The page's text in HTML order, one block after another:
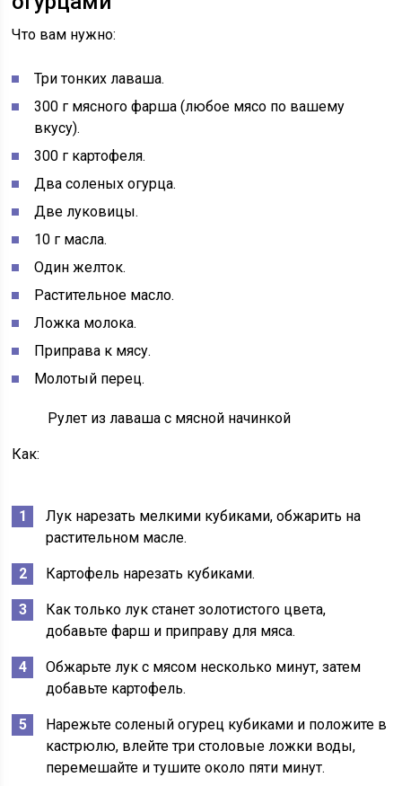
Что вам нужно:
Три тонких лаваша.
300 г мясного фарша (любое мясо по вашему
вкусу).
300 г картофеля.
Два соленых огурца.
Две луковицы.
10 г масла.
Один желток.
Растительное масло.
Ложка молока.
Приправа к мясу.
Молотый перец.
Рулет из лаваша с мясной начинкой
Как:
Лук нарезать мелкими кубиками, обжарить на
растительном масле.
Картофель нарезать кубиками.
Как только лук станет золотистого цвета,
добавьте фарш и приправу для мяса.
Обжарьте лук с мясом несколько минут, затем
добавьте картофель.
Нарежьте соленый огурец кубиками и положите в
кастрюлю, влейте три столовые ложки воды,
перемешайте и тушите около пяти минут.